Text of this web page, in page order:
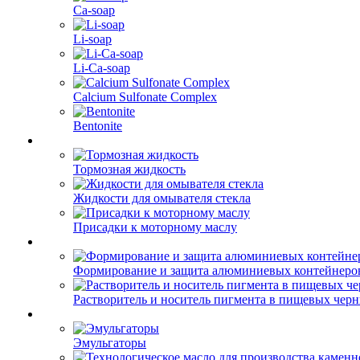
Ca-soap
Li-soap
Li-Ca-soap
Calcium Sulfonate Complex
Bentonite
Тормозная жидкость
Жидкости для омывателя стекла
Присадки к моторному маслу
Формирование и защита алюминиевых
Растворитель и носитель пигмента в пищевых
Эмульгаторы